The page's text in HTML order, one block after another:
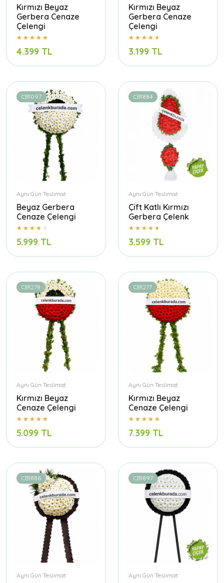
Kırmızı Beyaz
Gerbera Cenaze
Çelengi
4.399 TL
Kırmızı Beyaz
Gerbera Cenaze
Çelengi
3.199 TL
CB1097
Aynı Gün Teslimat
Beyaz Gerbera
Cenaze Çelengi
5.999 TL
CB1884
Aynı Gün Teslimat
Çift Katlı Kırmızı
Gerbera Çelenk
3.599 TL
CB1278
Aynı Gün Teslimat
Kırmızı Beyaz
Cenaze Çelengi
5.099 TL
CB1277
Aynı Gün Teslimat
Kırmızı Beyaz
Cenaze Çelengi
7.399 TL
CB1886
Aynı Gün Teslimat
CB1897
Aynı Gün Teslimat